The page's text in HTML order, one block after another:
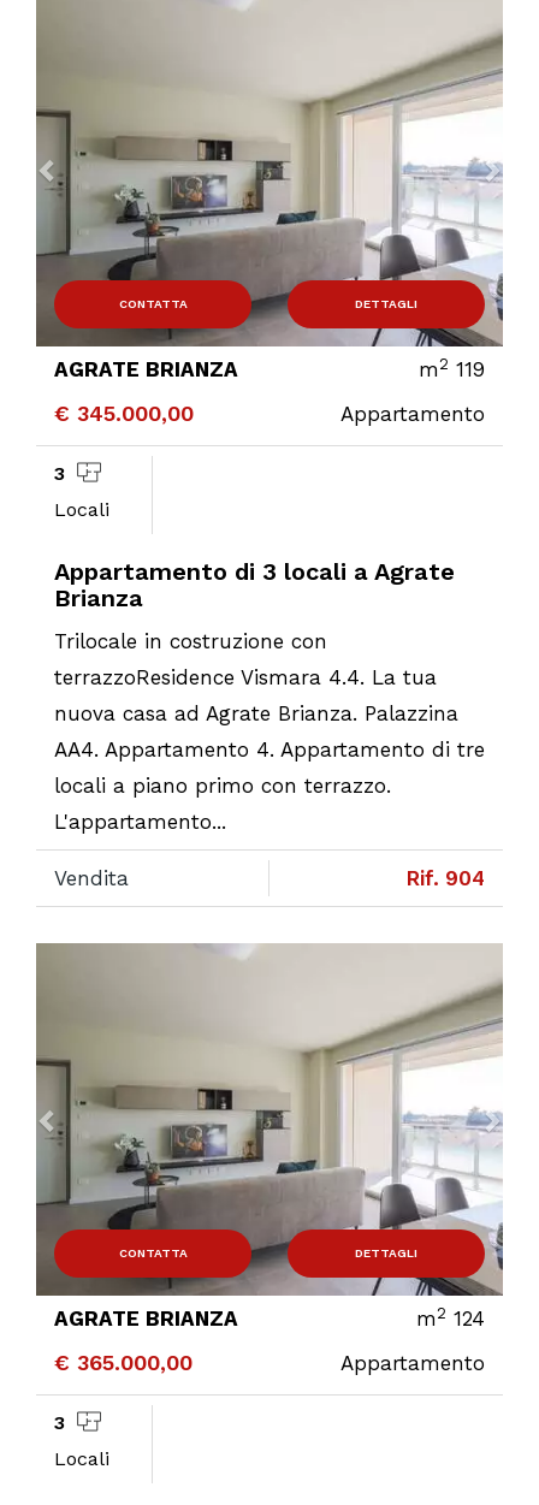
CONTATTA DETTAGLI
AGRATE BRIANZA m2 119
€ 345.000,00 Appartamento
3
Locali
Appartamento di 3 locali a Agrate
Brianza
Trilocale in costruzione con
terrazzoResidence Vismara 4.4. La tua
nuova casa ad Agrate Brianza. Palazzina
AA4. Appartamento 4. Appartamento di tre
locali a piano primo con terrazzo.
L'appartamento...
Vendita Rif. 904
CONTATTA DETTAGLI
AGRATE BRIANZA m2 124
€ 365.000,00 Appartamento
3
Locali